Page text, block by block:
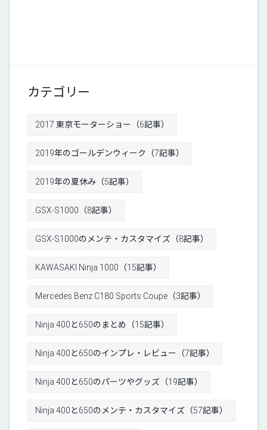
カテゴリー
2017 東京モーターショー（6記事）
2019年のゴールデンウィーク（7記事）
2019年の夏休み（5記事）
GSX-S1000（8記事）
GSX-S1000のメンテ・カスタマイズ（8記事）
KAWASAKI Ninja 1000（15記事）
Mercedes Benz C180 Sports Coupe（3記事）
Ninja 400と650のまとめ（15記事）
Ninja 400と650のインプレ・レビュー（7記事）
Ninja 400と650のパーツやグッズ（19記事）
Ninja 400と650のメンテ・カスタマイズ（57記事）